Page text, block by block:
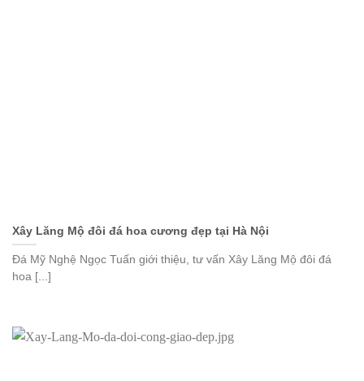
Xây Lăng Mộ đôi đá hoa cương đẹp tại Hà Nội
Đá Mỹ Nghệ Ngọc Tuấn giới thiệu, tư vấn Xây Lăng Mộ đôi đá
hoa [...]